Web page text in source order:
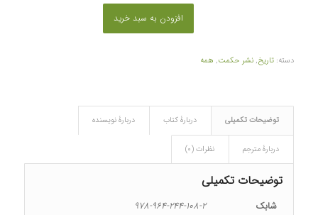
افزودن به سبد خرید
دسته: تاریخ, نشر حکمت, همه
توضیحات تکمیلی دربارۀ کتاب دربارۀ نویسنده
دربارۀ مترجم نظرات (۰)
توضیحات تکمیلی
شابک
۹۷۸-۹۶۴-۲۴۴-۱۰۸-۲